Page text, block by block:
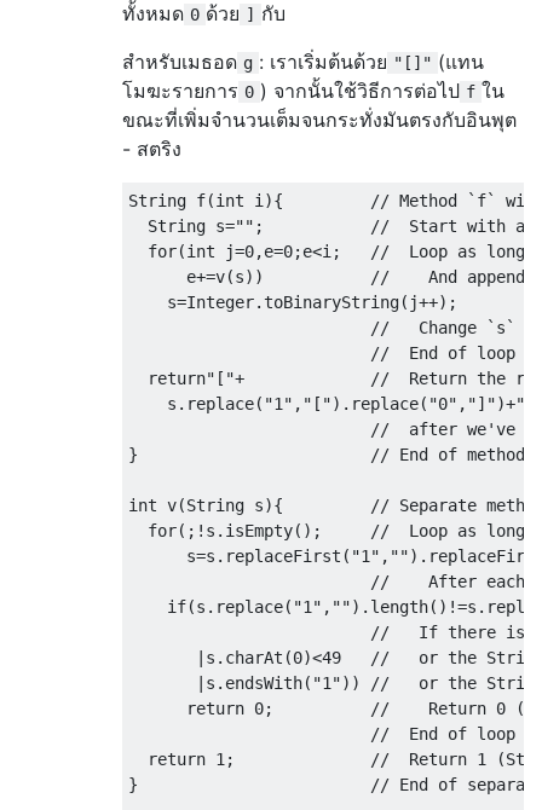
ทั้งหมด 0 ด้วย ]
กับ
สำหรับเมธอด g : เราเริ่มต้นด้วย "[]" (แทน
โมฆะรายการ 0 ) จากนั้นใช้วิธีการต่อไป f ใน
ขณะที่เพิ่มจำนวนเต็มจนกระทั่งมันตรงกับอินพุต
- สตริง
String f(int i ){
// Method `f`
String s="" ;
//  Start with an
for(int j=0,e=0;e<i ;
//  Loop as long
      e
+=v(s))
//    And
    s
=Integer.toBinaryString( j++);
//   Change `s`
//  End of loop
return"["+
//  Return the
    s
. replace( "1" , "["). replace( "0" , "]")+
//  after we've
}
// End of method
int v(String s){
// Separate
for(;! s . isEmpty();
//  Loop as long
      s
=s . replaceFirst ( "1" , "").
//    After each
if(s . replace( "1" , ""). length()!=s .
//   If there isn't
s . charAt (0)<49
//   or the
s . endsWith( "1"))
//   or the String
return 0;
//    Return 0
//  End of loop
return 1 ;
//  Return 1
}
// End of separate